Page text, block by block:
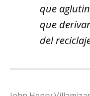
que
que
del